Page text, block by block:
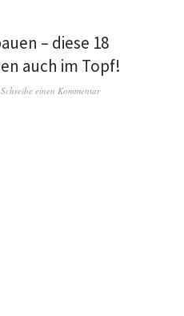
– diese 18
auch im Topf!
Schreibe einen Kommentar